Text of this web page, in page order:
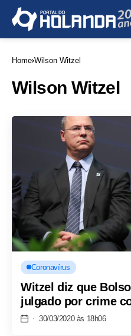
Home Wilson Witzel
Wilson Witzel
Coronavírus
Witzel diz que
julgado por crime
30/03/2020 às 18h06